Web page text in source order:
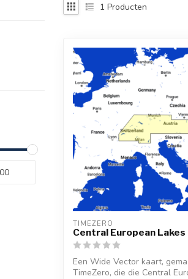
1 Producten
TIMEZERO
Central European
Een Wide Vector kaart,
TimeZero, die die Central